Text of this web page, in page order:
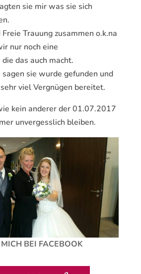
sie mir was sie sich
Trauung zusammen o.k.na
nur noch eine
das auch macht.
sie wurde gefunden und
viel Vergnügen bereitet.
kein anderer der 01.07.2017
unvergesslich bleiben.
BEI FACEBOOK